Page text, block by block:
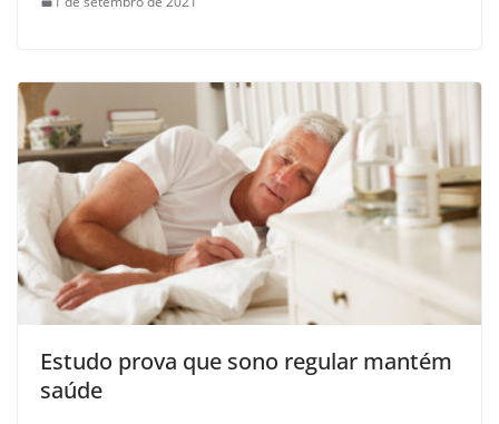
Estudo prova que sono regular mantém
saúde